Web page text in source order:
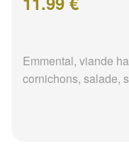
Emmental, viande
cornichons, salade,